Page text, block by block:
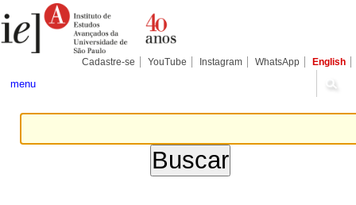
para
conteúdo.
Pessoais
Cadastre-se YouTube Instagram WhatsApp English
menu